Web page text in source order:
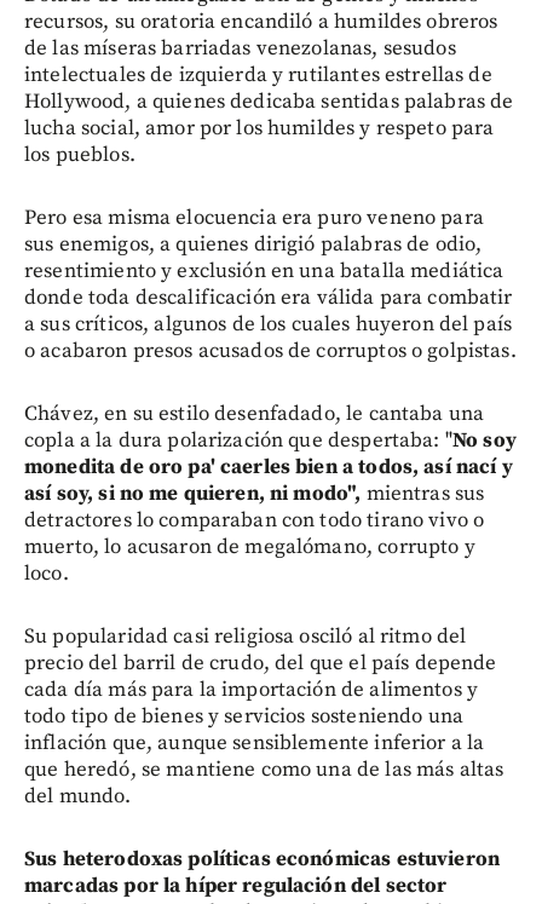
recursos, su oratoria encandiló a humildes obreros
de las míseras barriadas venezolanas, sesudos
intelectuales de izquierda y rutilantes estrellas de
Hollywood, a quienes dedicaba sentidas palabras de
lucha social, amor por los humildes y respeto para
los pueblos.
Pero esa misma elocuencia era puro veneno para
sus enemigos, a quienes dirigió palabras de odio,
resentimiento y exclusión en una batalla mediática
donde toda descalificación era válida para combatir
a sus críticos, algunos de los cuales huyeron del país
o acabaron presos acusados de corruptos o golpistas.
Chávez, en su estilo desenfadado, le cantaba una
copla a la dura polarización que despertaba: "No soy
monedita de oro pa' caerles bien a todos, así nací y
así soy, si no me quieren, ni modo", mientras sus
detractores lo comparaban con todo tirano vivo o
muerto, lo acusaron de megalómano, corrupto y
loco.
Su popularidad casi religiosa osciló al ritmo del
precio del barril de crudo, del que el país depende
cada día más para la importación de alimentos y
todo tipo de bienes y servicios sosteniendo una
inflación que, aunque sensiblemente inferior a la
que heredó, se mantiene como una de las más altas
del mundo.
Sus heterodoxas políticas económicas estuvieron
marcadas por la híper regulación del sector